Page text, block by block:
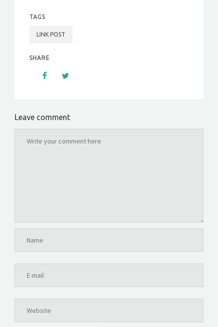
TAGS
LINK POST
SHARE
Leave comment